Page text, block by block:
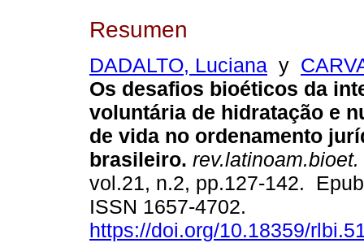
Resumen
DADALTO, Luciana y
Os desafios bioéticos da
voluntária de hidratação e
de vida no ordenamento
brasileiro. rev.latinoam.bioet.
vol.21, n.2, pp.127-142.
ISSN 1657-4702.
https://doi.org/10.18359/